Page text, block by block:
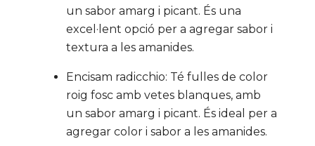
un sabor amarg i picant. És una
excel·lent opció per a agregar sabor i
textura a les amanides.
Encisam radicchio: Té fulles de color
roig fosc amb vetes blanques, amb
un sabor amarg i picant. És ideal per a
agregar color i sabor a les amanides.